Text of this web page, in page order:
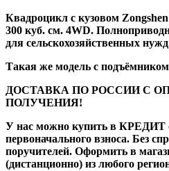
Квадроцикл с кузовом
300 куб. см. 4WD.
для сельскохозяйственных
Такая же модель с
ДОСТАВКА ПО РОССИИ С
ПОЛУЧЕНИЯ!
У нас можно купить в КРЕДИТ
первоначального взноса. Без
поручителей. Оформить в
(дистанционно) из любого